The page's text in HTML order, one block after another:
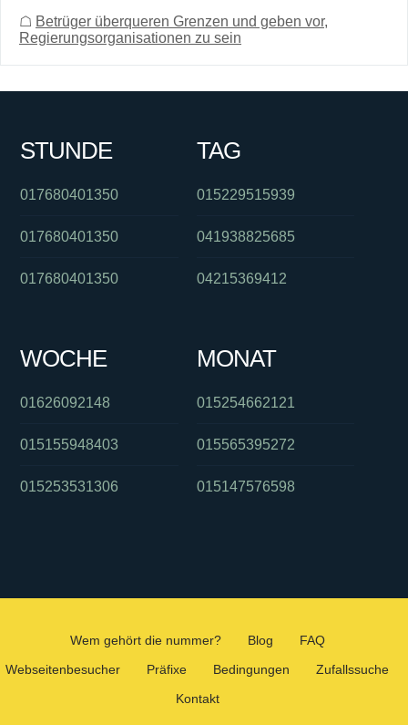
☖ Betrüger überqueren Grenzen und geben vor,
Regierungsorganisationen zu sein
STUNDE
017680401350
017680401350
017680401350
TAG
015229515939
041938825685
04215369412
WOCHE
01626092148
015155948403
015253531306
MONAT
015254662121
015565395272
015147576598
Wem gehört die nummer? Blog
FAQ
Webseitenbesucher
Präfixe Bedingungen
Zufallssuche
Kontakt